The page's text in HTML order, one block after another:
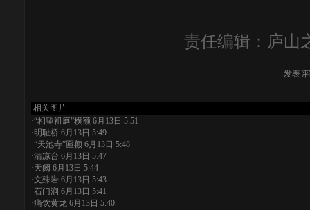
责任编辑：庐山
发表评
相关图片
·“相望祖庭”横额 6月13日 5:51
·明耻桥 6月13日 5:49
·“天池寺”匾额 6月13日 5:48
·清凉台 6月13日 5:47
·天阙 6月13日 5:44
·文殊岩6月13日 5:43
·石门涧 6月13日 5:41
·痛饮黄龙6月13日 5:40